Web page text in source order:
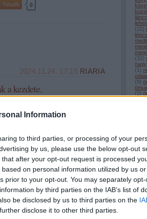
Information
to third parties, or processing of your
by us, please use the below opt-out
after your opt-out request is processed
on personal information utilized by us
prior to your opt-out. You may separately
by third parties on the IAB’s list of
be disclosed by us to third parties on the
disclose it to other third parties.
(22)
(32)
(1 )
(9)
(2)
(13)
44
(3)
tanulni
Tetszik 0
2024.11.24. 17:15 RIARIA
a kezdete.
Marshall) -, ezért nem kell félnünk
Tetszik 0